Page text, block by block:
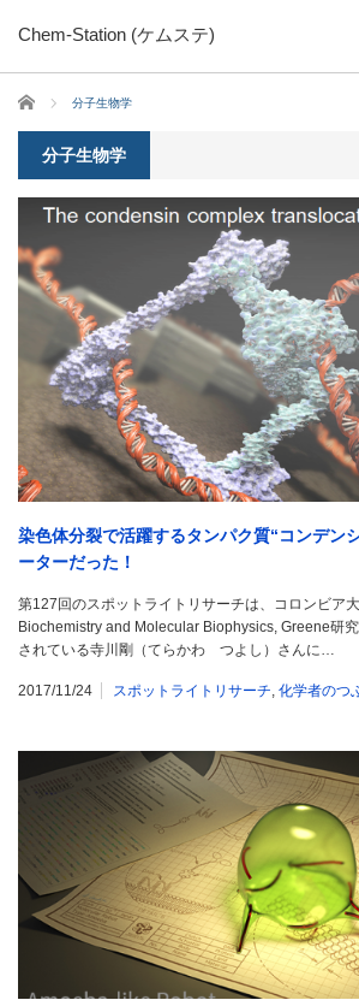
Chem-Station (ケムステ)
ホーム 分子生物学
分子生物学
染色体分裂で活躍するタンパク質“コンデン
ーターだった！
第127回のスポットライトリサーチは、コロンビア
Biochemistry and Molecular Biophysics, Greene研
されている寺川剛（てらかわ つよし）さんに…
2017/11/24 スポットライトリサーチ, 化学者のつ